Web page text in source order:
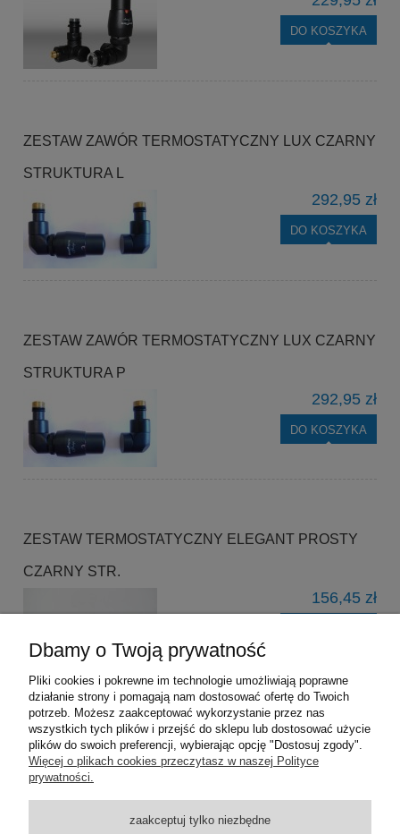
DO KOSZYKA
ZESTAW ZAWÓR TERMOSTATYCZNY LUX CZARNY
STRUKTURA L
292,95 zł
DO KOSZYKA
ZESTAW ZAWÓR TERMOSTATYCZNY LUX CZARNY
STRUKTURA P
292,95 zł
DO KOSZYKA
ZESTAW TERMOSTATYCZNY ELEGANT PROSTY
CZARNY STR.
156,45 zł
Pomoc
Dostawa
Dbamy o Twoją prywatność
Pliki cookies i pokrewne im technologie umożliwiają poprawne
działanie strony i pomagają nam dostosować ofertę do Twoich
potrzeb. Możesz zaakceptować wykorzystanie przez nas
wszystkich tych plików i przejść do sklepu lub dostosować użycie
plików do swoich preferencji, wybierając opcję "Dostosuj zgody".
Więcej o plikach cookies przeczytasz w naszej Polityce
prywatności.
zaakceptuj tylko niezbędne